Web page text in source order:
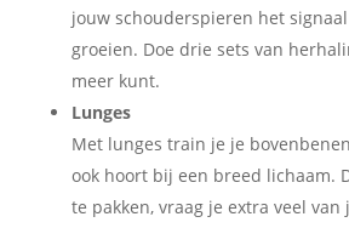
jouw schouderspieren het
groeien. Doe drie sets van
meer kunt.
Lunges
Met lunges train je je
ook hoort bij een breed lichaam.
te pakken, vraag je extra veel van